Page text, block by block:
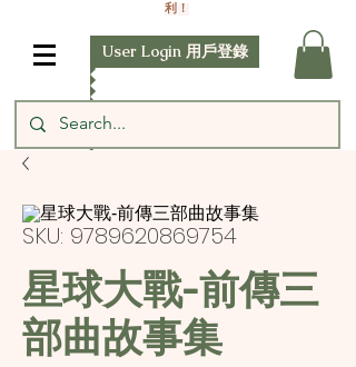
利！
User Login 用戶登錄
SKU: 9789620869754
星球大戰-前傳三
部曲故事集